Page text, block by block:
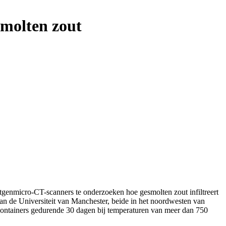
zout
CT-scanners te onderzoeken hoe gesmolten zout infiltreert
Universiteit van Manchester, beide in het noordwesten van
gedurende 30 dagen bij temperaturen van meer dan 750